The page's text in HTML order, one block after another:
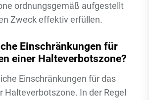
ordnungsgemäß aufgestellt
Zweck effektiv erfüllen.
Einschränkungen für
einer Halteverbotszone?
Einschränkungen für das
Halteverbotszone. In der Regel